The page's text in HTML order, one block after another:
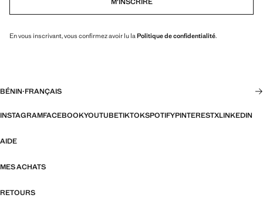
En vous inscrivant, vous confirmez avoir lu la Politique de confidentialité.
BÉNIN·FRANÇAIS
INSTAGRAMFACEBOOKYOUTUBETIKTOKSPOTIFYPINTERESTXLINKEDIN
AIDE
MES ACHATS
RETOURS